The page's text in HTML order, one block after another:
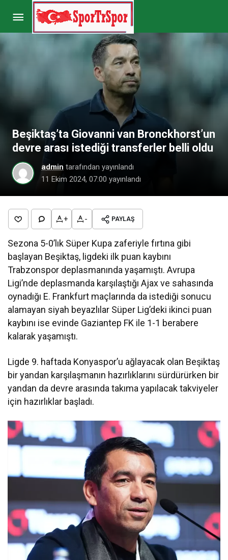
Beşiktaş’ta Giovanni van Bronckhorst’un
devre arası istediği transferler belli oldu
admin tarafından yayınlandı
11 Ekim 2024, 07:00 yayınlandı
+ - PAYLAŞ
Sezona 5-0’lık Süper Kupa zaferiyle fırtına gibi
başlayan Beşiktaş, ligdeki ilk puan kaybını
Trabzonspor deplasmanında yaşamıştı. Avrupa
Ligi’nde deplasmanda karşılaştığı Ajax ve sahasında
oynadığı E. Frankfurt maçlarında da istediği sonucu
alamayan siyah beyazlılar Süper Lig’deki ikinci puan
kaybını ise evinde Gaziantep FK ile 1-1 berabere
kalarak yaşamıştı.
Ligde 9. haftada Konyaspor’u ağlayacak olan Beşiktaş
bir yandan karşılaşmanın hazırlıklarını sürdürürken bir
yandan da devre arasında takıma yapılacak takviyeler
için hazırlıklar başladı.
Fenerbahçe’de İrfan Can Kahveci kararını verdi
Paylaş